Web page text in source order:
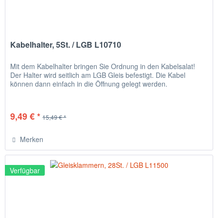
Kabelhalter, 5St. / LGB L10710
Mit dem Kabelhalter bringen Sie Ordnung in den Kabelsalat!
Der Halter wird seitlich am LGB Gleis befestigt. Die Kabel
können dann einfach in die Öffnung gelegt werden.
9,49 € * 15,49 € *
Merken
Verfügbar